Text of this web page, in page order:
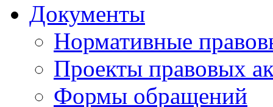
Документы
Нормативные
Проекты правовых
Формы обращений